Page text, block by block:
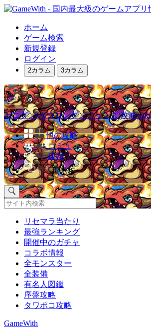
ホーム
ゲーム検索
新規登録
ログイン
2カラム 3カラム
ポコダン(ポコロンダンジョンズ)攻略wiki
他の攻略
コミュ
速報
掲示板
リセマラ当たり
最強ランキング
開催中のガチャ
コラボ情報
全モンスター
全装備
有名人図鑑
序盤攻略
タワポコ攻略
GameWith